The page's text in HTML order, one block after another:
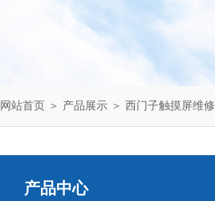
网站首页 ＞ 产品展示 ＞ 西门子触摸屏维修
产品中心